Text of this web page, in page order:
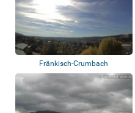
Fränkisch-Crumbach